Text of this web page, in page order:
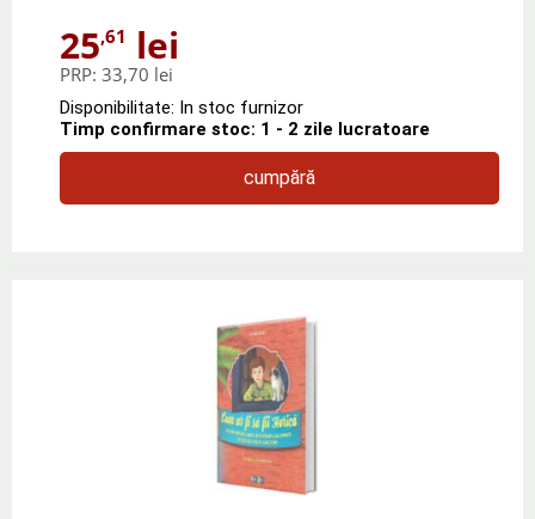
25,61 lei
PRP: 33,70 lei
Disponibilitate: In stoc furnizor
Timp confirmare stoc: 1 - 2 zile lucratoare
cumpără